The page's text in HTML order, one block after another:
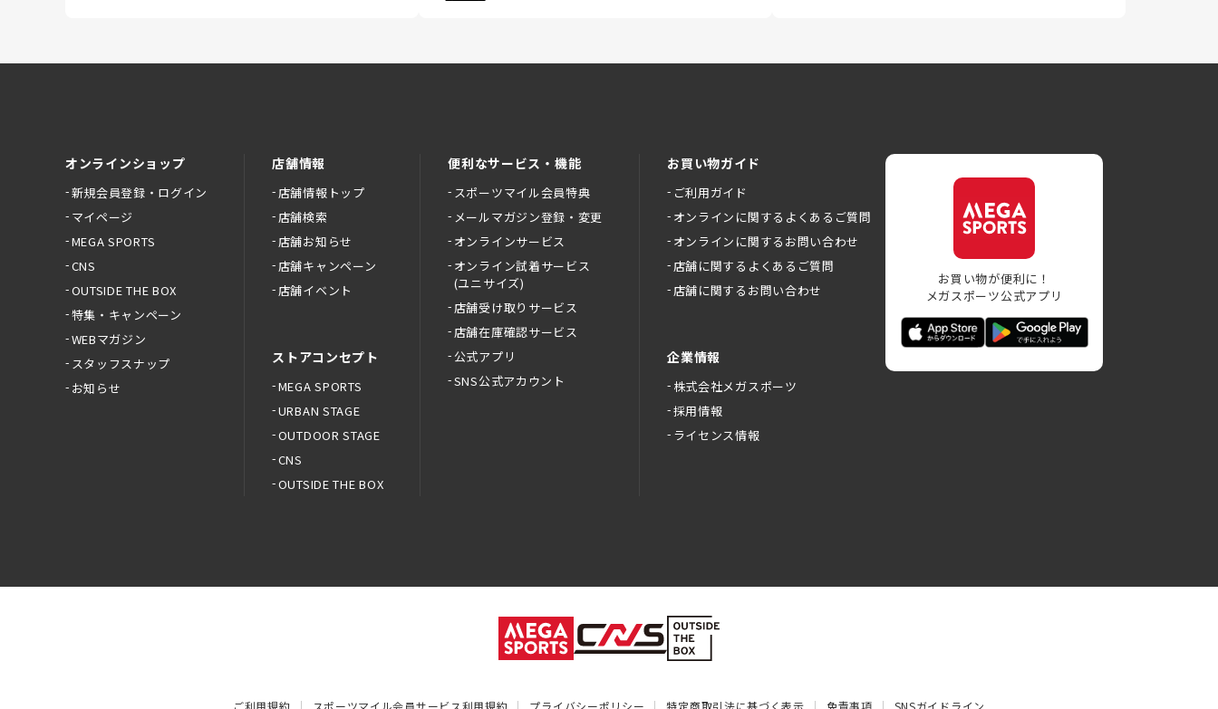
オンラインショップ
新規会員登録・ログイン
マイページ
MEGA SPORTS
CNS
OUTSIDE THE BOX
特集・キャンペーン
WEBマガジン
スタッフスナップ
お知らせ
店舗情報
店舗情報トップ
店舗検索
店舗お知らせ
店舗キャンペーン
店舗イベント
ストアコンセプト
MEGA SPORTS
URBAN STAGE
OUTDOOR STAGE
CNS
OUTSIDE THE BOX
便利なサービス・機能
スポーツマイル会員特典
メールマガジン登録・変更
オンラインサービス
オンライン試着サービス
(ユニサイズ)
店舗受け取りサービス
店舗在庫確認サービス
公式アプリ
SNS公式アカウント
お買い物ガイド
ご利用ガイド
オンラインに関するよくあるご質問
オンラインに関するお問い合わせ
店舗に関するよくあるご質問
店舗に関するお問い合わせ
企業情報
株式会社メガスポーツ
採用情報
ライセンス情報
お買い物が便利に！
メガスポーツ公式アプリ
ご利用規約 スポーツマイル会員サービス利用規約 プライバシーポリシー 特定商取引法に基づく表示 免責事項 SNSガイドライン